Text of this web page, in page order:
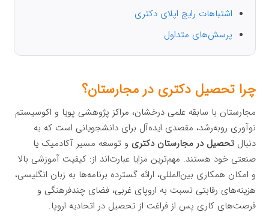
اشتباهات رایج اپلای دکتری
پرسش‌های متداول
چرا تحصیل دکتری در مجارستان؟
مجارستان با سابقه علمی درخشان، مراکز پژوهشی پویا و اکوسیستم
نوآوری رو‌به‌رشد، مقصدی ایده‌آل برای دانشجویانی است که به
دنبالتحصیل در مجارستان دکتری و توسعه مسیر آکادمیک یا
صنعتی خود هستند. مهم‌ترین مزایا عبارت‌اند از: کیفیت آموزشی بالا
و امکان همکاری بین‌المللی، ارائه گسترده برنامه‌ها به زبان انگلیسی،
هزینه‌های رقابتی نسبت به اروپای غربی، فضای چندفرهنگی و
فرصت‌های کاری پس از فراغت از تحصیل در اتحادیه اروپا.